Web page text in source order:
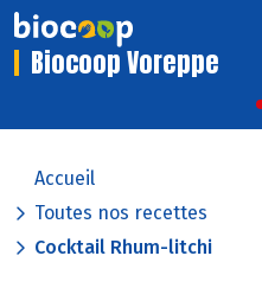
Biocoop Voreppe
Accueil
Toutes nos recettes
Cocktail Rhum-litchi